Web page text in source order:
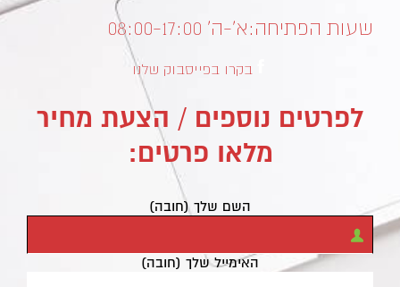
שעות הפתיחה:א’-ה’ 08:00-17:00
בקרו בפייסבוק שלנו
לפרטים נוספים / הצעת מחיר
מלאו פרטים:
השם שלך (חובה)
האימייל שלך (חובה)